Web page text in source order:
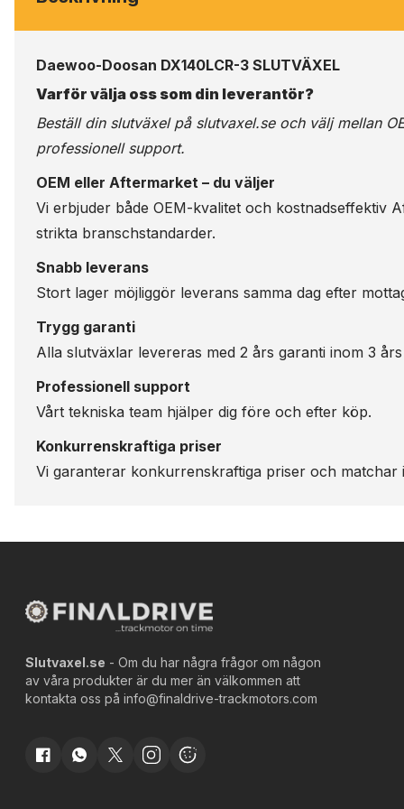
Daewoo-Doosan DX140LCR-3 SLUTVÄXEL
Varför välja oss som din leverantör?
Beställ din slutväxel på slutvaxel.seoch välj mellan
professionell support.
OEM eller Aftermarket – du väljer
Vi erbjuder både OEM-kvalitet och kostnadseffektiv
strikta branschstandarder.
Snabb leverans
Stort lager möjliggör leverans samma dag efter
Trygg garanti
Alla slutväxlar levereras med 2 års garanti inom 3
Professionell support
Vårt tekniska team hjälper dig före och efter köp.
Konkurrenskraftiga priser
Vi garanterar konkurrenskraftiga priser och matchar
Slutvaxel.se - Om du har några frågor om någon
av våra produkter är du mer än välkommen att
kontakta oss på info@finaldrive-trackmotors.com